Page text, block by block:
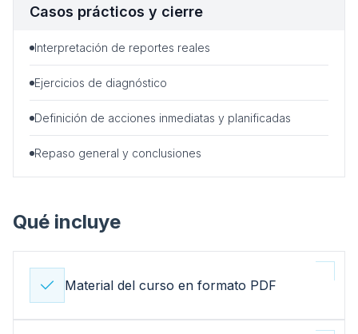
Casos prácticos y cierre
Interpretación de reportes reales
Ejercicios de diagnóstico
Definición de acciones inmediatas y planificadas
Repaso general y conclusiones
Qué incluye
Material del curso en formato PDF